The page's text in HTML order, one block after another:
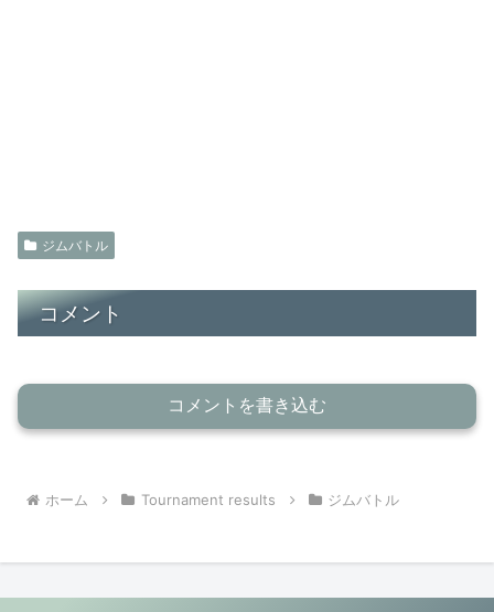
ジムバトル
コメント
コメントを書き込む
ホーム Tournament results ジムバトル